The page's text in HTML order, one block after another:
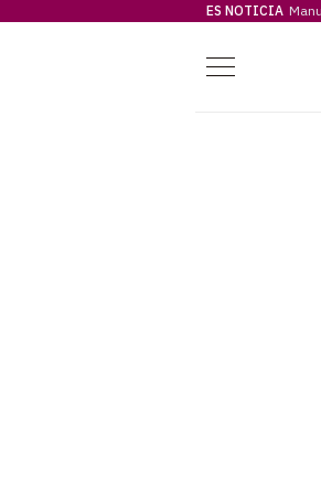
ES NOTICIA
Menú